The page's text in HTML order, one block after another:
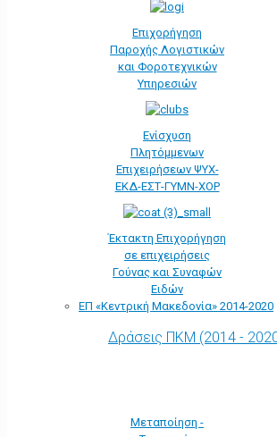
Επιχορήγηση
Παροχής Λογιστικών
και Φοροτεχνικών
Υπηρεσιών
Ενίσχυση
Πλητόμμενων
Επιχειρήσεων ΨΥΧ-
ΕΚΔ-ΕΣΤ-ΓΥΜΝ-ΧΟΡ
Έκτακτη Επιχορήγηση
σε επιχειρήσεις
Γούνας και Συναφών
Ειδών
ΕΠ «Kεντρική Μακεδονία» 2014-2020
Δράσεις ΠΚΜ (2014 -
Μεταποίηση -